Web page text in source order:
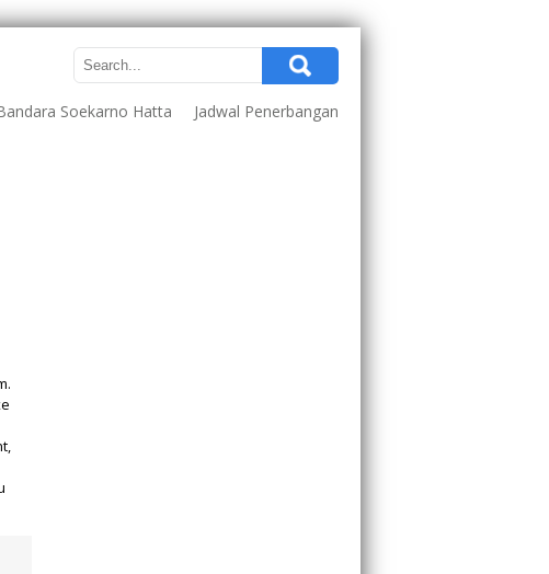
Soekarno Hatta Jadwal Penerbangan